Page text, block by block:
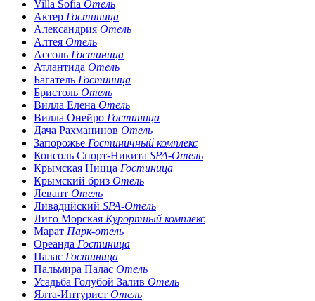
Villa Sofia Отель
Актер Гостиница
Александрия Отель
Алтея Отель
Ассоль Гостиница
Атлантида Отель
Багатель Гостиница
Бристоль Отель
Вилла Елена Отель
Вилла Онейро Гостиница
Дача Рахманинов Отель
Запорожье Гостиничный комплекс
Консоль Спорт-Никита SPA-Отель
Крымская Ницца Гостиница
Крымский бриз Отель
Левант Отель
Ливадийский SPA-Отель
Лиго Морская Курортный комплекс
Марат Парк-отель
Ореанда Гостиница
Палас Гостиница
Пальмира Палас Отель
Усадьба Голубой Залив Отель
Ялта-Интурист Отель